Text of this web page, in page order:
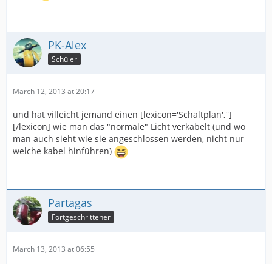
PK-Alex
Schüler
March 12, 2013 at 20:17
und hat villeicht jemand einen [lexicon='Schaltplan','']
[/lexicon] wie man das "normale" Licht verkabelt (und wo
man auch sieht wie sie angeschlossen werden, nicht nur
welche kabel hinführen)
Partagas
Fortgeschrittener
March 13, 2013 at 06:55